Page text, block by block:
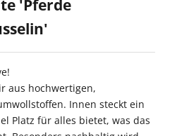
'Pferde
aus hochwertigen,
Innen steckt ein
Platz für alles bietet, was das